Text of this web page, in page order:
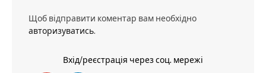
Щоб відправити коментар вам необхідно
авторизуватись.
Вхід/реєстрація через соц. мережі